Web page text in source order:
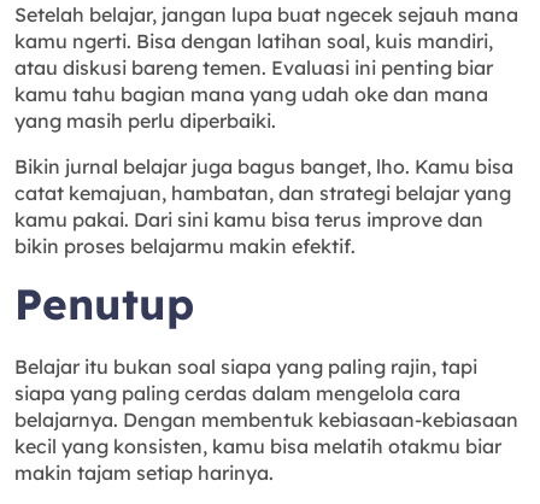
Setelah belajar, jangan lupa buat ngecek sejauh mana
kamu ngerti. Bisa dengan latihan soal, kuis mandiri,
atau diskusi bareng temen. Evaluasi ini penting biar
kamu tahu bagian mana yang udah oke dan mana
yang masih perlu diperbaiki.
Bikin jurnal belajar juga bagus banget, lho. Kamu bisa
catat kemajuan, hambatan, dan strategi belajar yang
kamu pakai. Dari sini kamu bisa terus improve dan
bikin proses belajarmu makin efektif.
Penutup
Belajar itu bukan soal siapa yang paling rajin, tapi
siapa yang paling cerdas dalam mengelola cara
belajarnya. Dengan membentuk kebiasaan-kebiasaan
kecil yang konsisten, kamu bisa melatih otakmu biar
makin tajam setiap harinya.